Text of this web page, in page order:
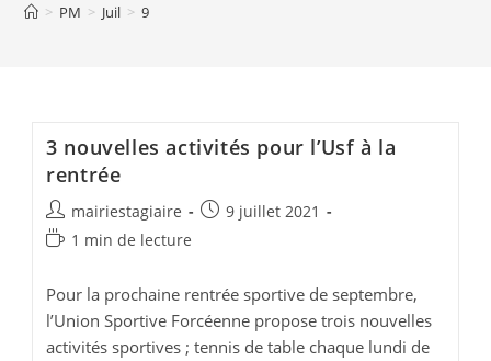
> PM > Juil > 9
3 nouvelles activités pour l’Usf à la
rentrée
Auteur/autrice
de
mairiestagiaire
Publication
9 juillet 2021
Temps
lecture :
1 min de lecture
Pour la prochaine rentrée sportive de septembre,
l’Union Sportive Forcéenne propose trois nouvelles
activités sportives ; tennis de table chaque lundi de